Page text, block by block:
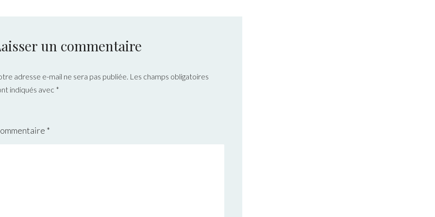
un commentaire
adresse e-mail ne sera pas publiée. Les champs obligatoires
indiqués avec *
*